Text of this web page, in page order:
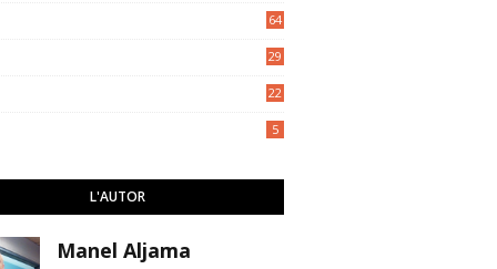
64
29
22
5
L'AUTOR
Manel Aljama